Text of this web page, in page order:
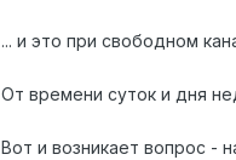
... и это при свободном
От времени суток и дня
Вот и возникает вопрос -